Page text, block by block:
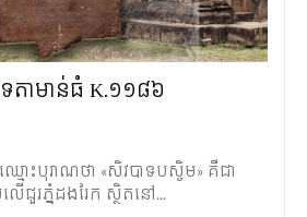
តាមាន់ធំ K.១១៨៦
មោះបុរាណថា «សិវបាទបស្ចិម» គឺជា
ើជួរភ្នំដងរែក ស្ថិតនៅ...